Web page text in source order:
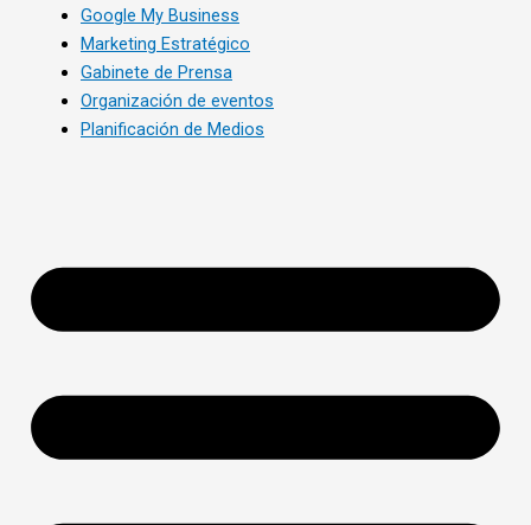
Google My Business
Marketing Estratégico
Gabinete de Prensa
Organización de eventos
Planificación de Medios